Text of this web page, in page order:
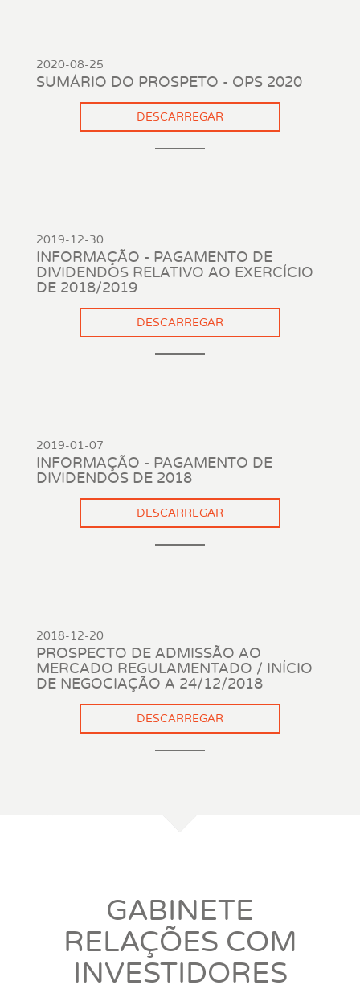
2020-08-25
SUMÁRIO DO PROSPETO - OPS 2020
DESCARREGAR
2019-12-30
INFORMAÇÃO - PAGAMENTO DE
DIVIDENDOS RELATIVO AO EXERCÍCIO
DE 2018/2019
DESCARREGAR
2019-01-07
INFORMAÇÃO - PAGAMENTO DE
DIVIDENDOS DE 2018
DESCARREGAR
2018-12-20
PROSPECTO DE ADMISSÃO AO
MERCADO REGULAMENTADO / INÍCIO
DE NEGOCIAÇÃO A 24/12/2018
DESCARREGAR
GABINETE
RELAÇÕES COM
INVESTIDORES